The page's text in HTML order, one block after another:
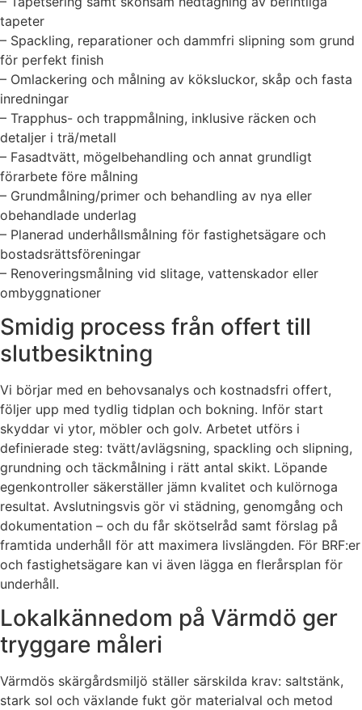
tapeter
– Spackling, reparationer och dammfri slipning som grund
för perfekt finish
– Omlackering och målning av köksluckor, skåp och fasta
inredningar
– Trapphus- och trappmålning, inklusive räcken och
detaljer i trä/metall
– Fasadtvätt, mögelbehandling och annat grundligt
förarbete före målning
– Grundmålning/primer och behandling av nya eller
obehandlade underlag
– Planerad underhållsmålning för fastighetsägare och
bostadsrättsföreningar
– Renoveringsmålning vid slitage, vattenskador eller
ombyggnationer
Smidig process från offert till
slutbesiktning
Vi börjar med en behovsanalys och kostnadsfri offert,
följer upp med tydlig tidplan och bokning. Inför start
skyddar vi ytor, möbler och golv. Arbetet utförs i
definierade steg: tvätt/avlägsning, spackling och slipning,
grundning och täckmålning i rätt antal skikt. Löpande
egenkontroller säkerställer jämn kvalitet och kulörnoga
resultat. Avslutningsvis gör vi städning, genomgång och
dokumentation – och du får skötselråd samt förslag på
framtida underhåll för att maximera livslängden. För BRF:er
och fastighetsägare kan vi även lägga en flerårsplan för
underhåll.
Lokalkännedom på Värmdö ger
tryggare måleri
Värmdös skärgårdsmiljö ställer särskilda krav: saltstänk,
stark sol och växlande fukt gör materialval och metod